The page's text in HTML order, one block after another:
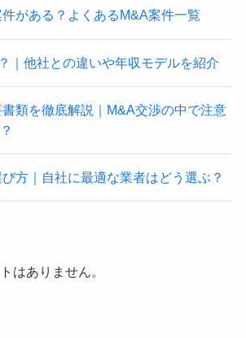
がある？よくあるM&A案件一覧
｜他社との違いや年収モデルを紹介
類を徹底解説｜M&A交渉の中で注意
方｜自社に最適な業者はどう選ぶ？
はありません。